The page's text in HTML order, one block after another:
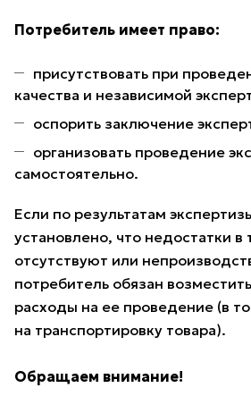
Потребитель имеет право:
присутствовать при
качества и независимой
оспорить заключение
организовать проведение
самостоятельно.
Если по результатам
установлено, что недостатки в
отсутствуют или
потребитель обязан
расходы на ее проведение (в
на транспортировку товара).
Обращаем внимание!